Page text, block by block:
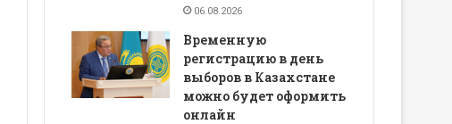
06.08.2026
Временную
регистрацию в день
выборов в Казахстане
можно будет оформить
онлайн